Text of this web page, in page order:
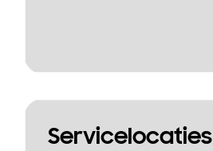
Servicelocaties